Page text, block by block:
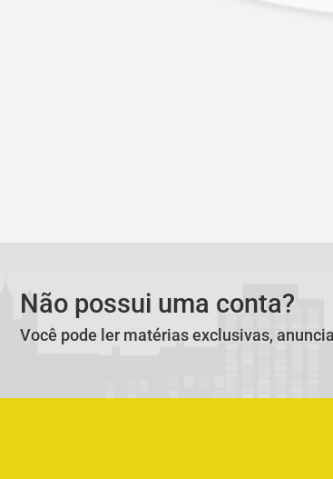
Não possui uma conta?
Você pode ler matérias exclusivas,